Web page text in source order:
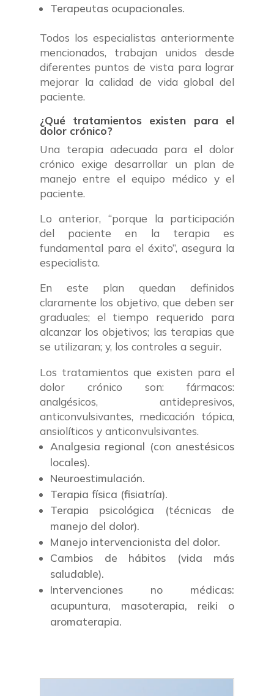
Terapeutas ocupacionales.
Todos los especialistas anteriormente
mencionados, trabajan unidos desde
diferentes puntos de vista para lograr
mejorar la calidad de vida global del
paciente.
¿Qué tratamientos existen para el
dolor crónico?
Una terapia adecuada para el dolor
crónico exige desarrollar un plan de
manejo entre el equipo médico y el
paciente.
Lo anterior, “porque la participación
del paciente en la terapia es
fundamental para el éxito”, asegura la
especialista.
En este plan quedan definidos
claramente los objetivo, que deben ser
graduales; el tiempo requerido para
alcanzar los objetivos; las terapias que
se utilizaran; y, los controles a seguir.
Los tratamientos que existen para el
dolor crónico son: fármacos:
analgésicos, antidepresivos,
anticonvulsivantes, medicación tópica,
ansiolíticos y anticonvulsivantes.
Analgesia regional (con anestésicos
locales).
Neuroestimulación.
Terapia física (fisiatría).
Terapia psicológica (técnicas de
manejo del dolor).
Manejo intervencionista del dolor.
Cambios de hábitos (vida más
saludable).
Intervenciones no médicas:
acupuntura, masoterapia, reiki o
aromaterapia.